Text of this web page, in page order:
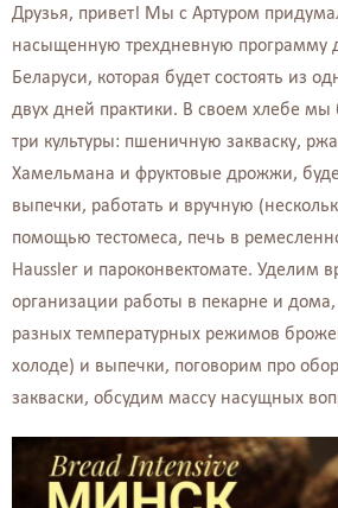
Друзья, привет! Мы с Артуром
насыщенную трехдневную программу
Беларуси, которая будет состоять из
двух дней практики. В своем хлебе мы
три культуры: пшеничную закваску,
Хамельмана и фруктовые дрожжи,
выпечки, работать и вручную
помощью тестомеса, печь в
Haussler и пароконвектомате. Уделим
организации работы в пекарне и
разных температурных режимов
холоде) и выпечки, поговорим про
закваски, обсудим массу насущных